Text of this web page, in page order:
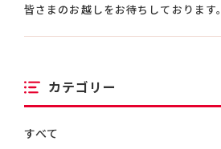
皆さまのお越しをお待ちしております。
カテゴリー
すべて